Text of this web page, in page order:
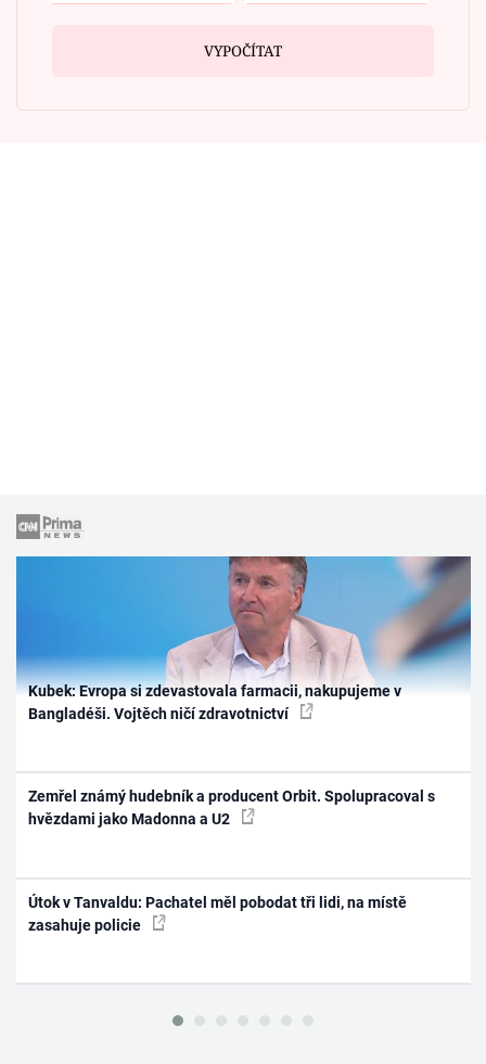
VYPOČÍTAT
Kubek: Evropa si zdevastovala farmacii, nakupujeme v
Bangladéši. Vojtěch ničí zdravotnictví
Zemřel známý hudebník a producent Orbit. Spolupracoval s
hvězdami jako Madonna a U2
Útok v Tanvaldu: Pachatel měl pobodat tři lidi, na místě
zasahuje policie